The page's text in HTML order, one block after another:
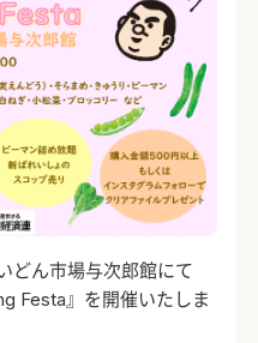
どん市場与次郎館にて
Festa』を開催いたしま